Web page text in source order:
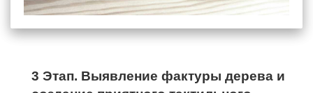
3 Этап. Выявление фактуры дерева и